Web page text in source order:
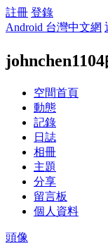
註冊 登錄
Android 台灣中文網
空間首頁
動態
記錄
日誌
相冊
主題
分享
留言板
個人資料
頭像